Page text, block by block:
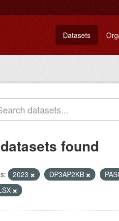
Datasets
found
2023 DP3AP2KB